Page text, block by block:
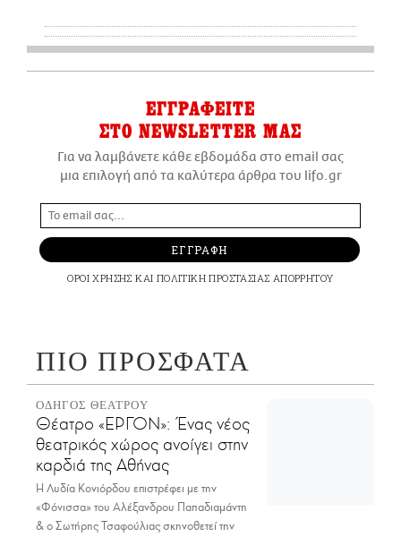
ΕΓΓΡΑΦΕΙΤΕ
ΣΤΟ NEWSLETTER ΜΑΣ
Για να λαμβάνετε κάθε εβδομάδα στο email σας
μια επιλογή από τα καλύτερα άρθρα του lifo.gr
ΕΓΓΡΑΦΗ
ΟΡΟΙ ΧΡΗΣΗΣ ΚΑΙ ΠΟΛΙΤΙΚΗ ΠΡΟΣΤΑΣΙΑΣ ΑΠΟΡΡΗΤΟΥ
ΠΙΟ ΠΡΟΣΦΑΤΑ
ΟΔΗΓΟΣ ΘΕΑΤΡΟΥ
Θέατρο «ΕΡΓΟΝ»: Ένας νέος
θεατρικός χώρος ανοίγει στην
καρδιά της Αθήνας
Η Λυδία Κονιόρδου επιστρέφει με την
«Φόνισσα» του Αλέξανδρου Παπαδιαμάντη
& ο Σωτήρης Τσαφούλιας σκηνοθετεί την